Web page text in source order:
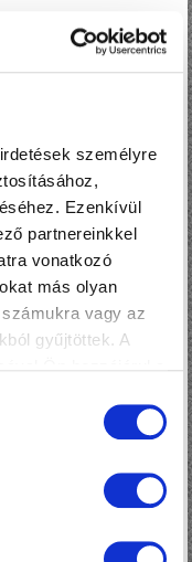
személyre
Ezenkívül
partnereinkkel
vonatkozó
más olyan
vagy az
gyűjtöttek. A